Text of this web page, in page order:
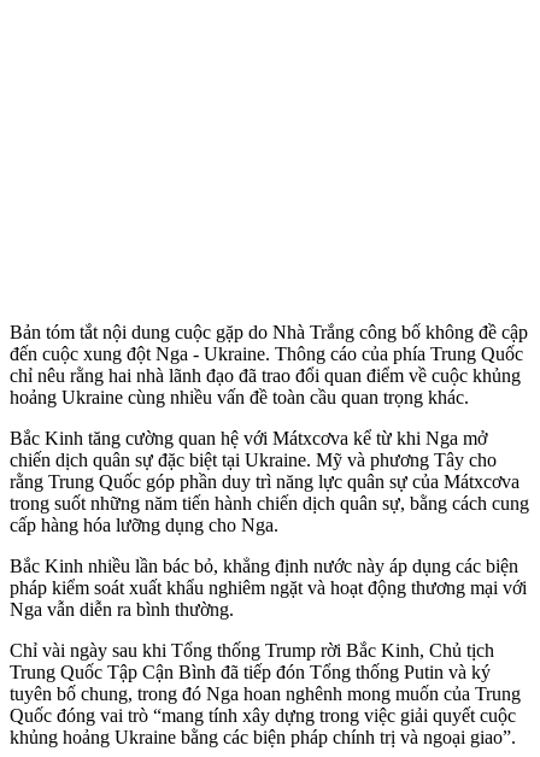
Bản tóm tắt nội dung cuộc gặp do Nhà Trắng công bố không đề cập
đến cuộc xung đột Nga - Ukraine. Thông cáo của phía Trung Quốc
chỉ nêu rằng hai nhà lãnh đạo đã trao đổi quan điểm về cuộc khủng
hoảng Ukraine cùng nhiều vấn đề toàn cầu quan trọng khác.
Bắc Kinh tăng cường quan hệ với Mátxcơva kể từ khi Nga mở
chiến dịch quân sự đặc biệt tại Ukraine. Mỹ và phương Tây cho
rằng Trung Quốc góp phần duy trì năng lực quân sự của Mátxcơva
trong suốt những năm tiến hành chiến dịch quân sự, bằng cách cung
cấp hàng hóa lưỡng dụng cho Nga.
Bắc Kinh nhiều lần bác bỏ, khẳng định nước này áp dụng các biện
pháp kiểm soát xuất khẩu nghiêm ngặt và hoạt động thương mại với
Nga vẫn diễn ra bình thường.
Chỉ vài ngày sau khi Tổng thống Trump rời Bắc Kinh, Chủ tịch
Trung Quốc Tập Cận Bình đã tiếp đón Tổng thống Putin và ký
tuyên bố chung, trong đó Nga hoan nghênh mong muốn của Trung
Quốc đóng vai trò “mang tính xây dựng trong việc giải quyết cuộc
khủng hoảng Ukraine bằng các biện pháp chính trị và ngoại giao”.